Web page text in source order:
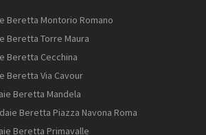
Beretta Montorio Romano
Beretta Torre Maura
Beretta Cecchina
Beretta Via Cavour
Beretta Mandela
Beretta Piazza Navona Roma
Beretta Primavalle